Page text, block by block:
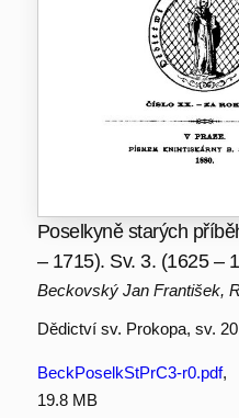
Poselkyně starých
– 1715). Sv. 3. (1625 –
Beckovský Jan František,
Dědictví sv. Prokopa, sv.
BeckPoselkStPrC3-r0.pdf,
19.8 MB